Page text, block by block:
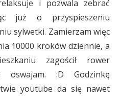
i pozwala zebrać
już o przyspieszeniu
sylwetki. Zamierzam więc
10000 kroków dziennie, a
zagościł rower
:D Godzinkę
youtube da się nawet